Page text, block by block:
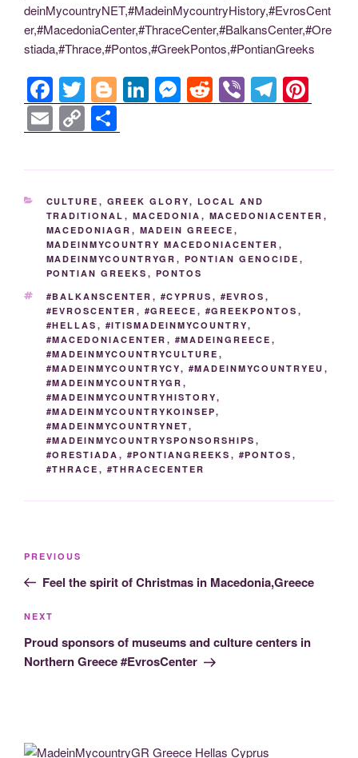
deinMycountryNET,#MadeinMycountryHistory,#EvrosCent
er,#MacedoniaCenter,#ThraceCenter,#BalkansCenter,#Ore
stiada,#Thrace,#Pontos,#GreekPontos,#PontianGreeks
F
a
c
e
b
o
o
k
T
wi
tt
er
Bl
o
g
g
er
Li
n
e
dI
n
M
e
e
n
g
er
R
e
di
t
Vi
b
T
el
gr
m
nt
e
E
m
ail
C
o
p
y
Li
n
k
h
ar
e
CATEGORIES
CULTURE , GREEK GLORY, LOCAL AND
TRADITIONAL , MACEDONIA , MACEDONIACENTER ,
MACEDONIAGR , MADEIN GREECE ,
MADEINMYCOUNTRY MACEDONIACENTER ,
MADEINMYCOUNTRYGR , PONTIAN GENOCIDE ,
PONTIAN GREEKS , PONTOS
TAGS
#BALKANSCENTER , #CYPRUS , #EVROS ,
#EVROSCENTER , #GREECE , #GREEKPONTOS ,
#HELLAS , #ITISMADEINMYCOUNTRY,
#MACEDONIACENTER , #MADEINGREECE ,
#MADEINMYCOUNTRYCULTURE ,
#MADEINMYCOUNTRYCY, #MADEINMYCOUNTRYEU ,
#MADEINMYCOUNTRYGR ,
#MADEINMYCOUNTRYHISTORY,
#MADEINMYCOUNTRYKOINSEP,
#MADEINMYCOUNTRYNET,
#MADEINMYCOUNTRYSPONSORSHIPS ,
#ORESTIADA , #PONTIANGREEKS , #PONTOS ,
#THRACE , #THRACECENTER
Previous
Post
PREVIOUS
Feel the spirit of Christmas in Macedonia,Greece
Next
Post
NEXT
Proud sponsors of museums and culture centers in
Northern Greece #EvrosCenter